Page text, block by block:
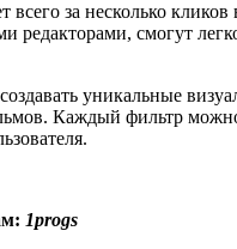
за несколько
смогут
уникальные
Каждый фильтр
1progs